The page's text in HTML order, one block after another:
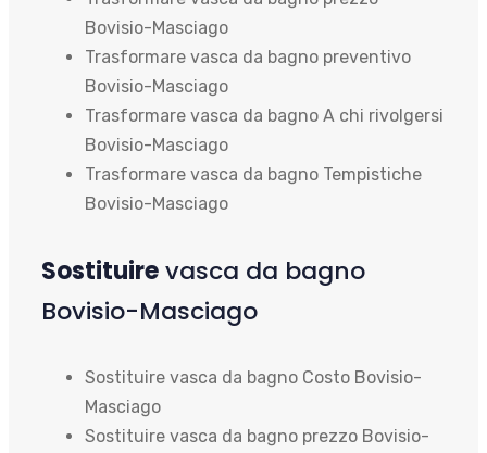
Bovisio-Masciago
Trasformare vasca da bagno preventivo
Bovisio-Masciago
Trasformare vasca da bagno A chi rivolgersi
Bovisio-Masciago
Trasformare vasca da bagno Tempistiche
Bovisio-Masciago
Sostituirevasca da bagno
Bovisio-Masciago
Sostituire vasca da bagno Costo Bovisio-
Masciago
Sostituire vasca da bagno prezzo Bovisio-